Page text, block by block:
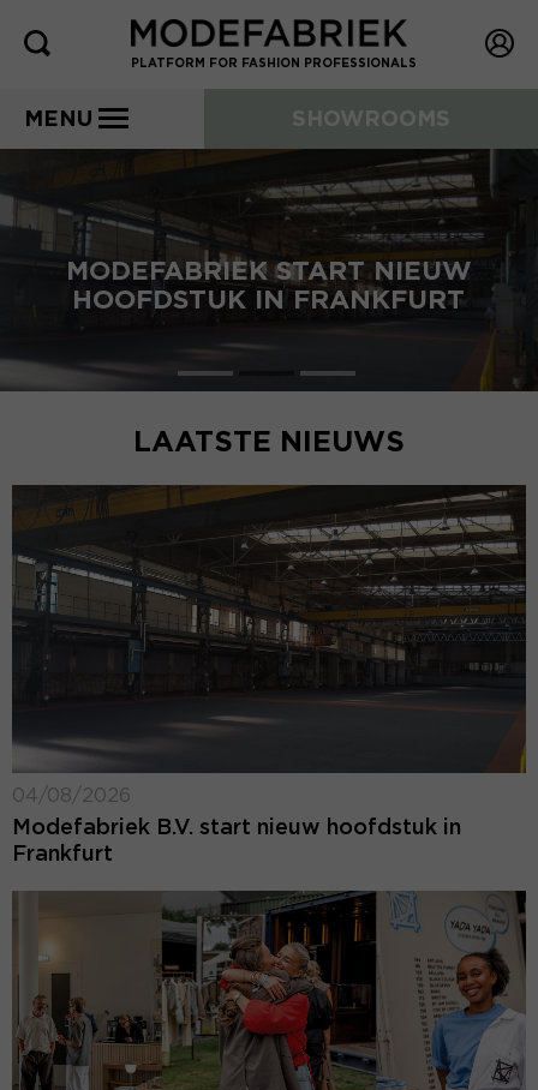
PLATFORM FOR FASHION PROFESSIONALS
MENU SHOWROOMS
MODEFABRIEK START NIEUW
HOOFDSTUK IN FRANKFURT
LAATSTE NIEUWS
04/08/2026
Modefabriek B.V. start nieuw hoofdstuk in
Frankfurt